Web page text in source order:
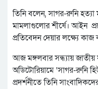
তিনি বলেন, সাগর-রুনি হত্যা
মামলাগুলোর শীর্ষে। আইন
প্রতিবেদন দেয়ার লক্ষ্যে কাজ
আজ মঙ্গলবার সন্ধ্যায় জাতীয়
অডিটোরিয়ামে ‘সাগর-রুনি
প্রদর্শনীতে তিনি